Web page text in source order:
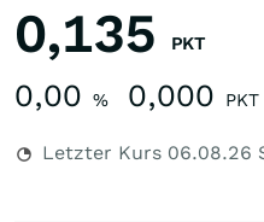
0,135 PKT
0,00 % 0,000 PKT
Letzter Kurs 06.08.26